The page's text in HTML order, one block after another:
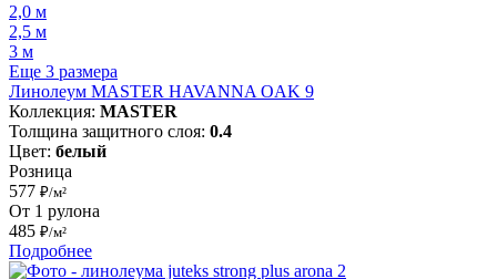
2,0 м
2,5 м
3 м
Еще 3 размера
Линолеум MASTER HAVANNA OAK 9
Коллекция: MASTER
Толщина защитного слоя: 0.4
Цвет: белый
Розница
577 ₽/м²
От 1 рулона
485 ₽/м²
Подробнее